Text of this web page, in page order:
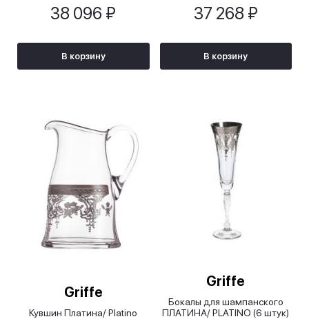
38 096 ₽
В корзину
37 268 ₽
В корзину
Griffe
Кувшин Платина/ Platino
Griffe
Бокалы для шампанского
ПЛАТИНА/ PLATINO (6 штук)